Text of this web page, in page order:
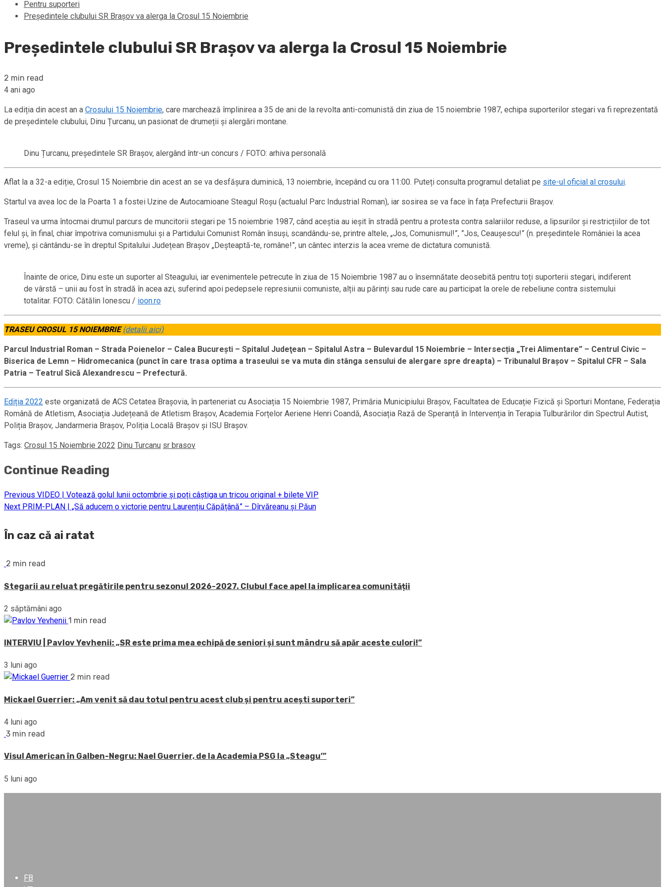
Pentru suporteri
Președintele clubului SR Brașov va alerga la Crosul 15 Noiembrie
Președintele clubului SR Brașov va alerga la Crosul 15 Noiembrie
2 min read
4 ani ago
La ediția din acest an a Crosului 15 Noiembrie, care marchează împlinirea a 35 de ani de la revolta anti-comunistă din ziua de 15 noiembrie 1987, echipa suporterilor stegari va fi reprezentată
de președintele clubului, Dinu Țurcanu, un pasionat de drumeții și alergări montane.
Dinu Țurcanu, președintele SR Brașov, alergând într-un concurs / FOTO: arhiva personală
Aflat la a 32-a ediție, Crosul 15 Noiembrie din acest an se va desfășura duminică, 13 noiembrie, începând cu ora 11:00. Puteți consulta programul detaliat pe site-ul oficial al crosului.
Startul va avea loc de la Poarta 1 a fostei Uzine de Autocamioane Steagul Roșu (actualul Parc Industrial Roman), iar sosirea se va face în fața Prefecturii Brașov.
Traseul va urma întocmai drumul parcurs de muncitorii stegari pe 15 noiembrie 1987, când aceștia au ieșit în stradă pentru a protesta contra salariilor reduse, a lipsurilor și restricțiilor de tot
felul și, în final, chiar împotriva comunismului și a Partidului Comunist Român însuși, scandându-se, printre altele, „Jos, Comunismul!”, ”Jos, Ceaușescu!” (n. președintele României la acea
vreme), și cântându-se în dreptul Spitalului Județean Brașov „Deșteaptă-te, române!”, un cântec interzis la acea vreme de dictatura comunistă.
Înainte de orice, Dinu este un suporter al Steagului, iar evenimentele petrecute în ziua de 15 Noiembrie 1987 au o însemnătate deosebită pentru toți suporterii stegari, indiferent
de vârstă – unii au fost în stradă în acea azi, suferind apoi pedepsele represiunii comuniste, alții au părinți sau rude care au participat la orele de rebeliune contra sistemului
totalitar. FOTO: Cătălin Ionescu / ioon.ro
TRASEU CROSUL 15 NOIEMBRIE (detalii aici)
Parcul Industrial Roman – Strada Poienelor – Calea Bucureşti – Spitalul Judeţean – Spitalul Astra – Bulevardul 15 Noiembrie – Intersecția „Trei Alimentare” – Centrul Civic –
Biserica de Lemn – Hidromecanica (punct în care trasa optima a traseului se va muta din stânga sensului de alergare spre dreapta) – Tribunalul Brașov – Spitalul CFR – Sala
Patria – Teatrul Sică Alexandrescu – Prefectură.
Ediția 2022 este organizată de ACS Cetatea Brașovia, în parteneriat cu Asociația 15 Noiembrie 1987, Primăria Municipiului Brașov, Facultatea de Educație Fizică și Sporturi Montane, Federația
Română de Atletism, Asociația Județeană de Atletism Brașov, Academia Forțelor Aeriene Henri Coandă, Asociația Rază de Speranță în Intervenția în Terapia Tulburărilor din Spectrul Autist,
Poliția Brașov, Jandarmeria Brașov, Poliția Locală Brașov și ISU Brașov.
Tags: Crosul 15 Noiembrie 2022 Dinu Turcanu sr brasov
Continue Reading
Previous VIDEO | Votează golul lunii octombrie și poți câștiga un tricou original + bilete VIP
Next PRIM-PLAN | „Să aducem o victorie pentru Laurențiu Căpățână” – Dîrvăreanu și Păun
În caz că ai ratat
2 min read
Stegarii au reluat pregătirile pentru sezonul 2026-2027. Clubul face apel la implicarea comunității
2 săptămâni ago
1 min read
INTERVIU | Pavlov Yevhenii: „SR este prima mea echipă de seniori și sunt mândru să apăr aceste culori!”
3 luni ago
2 min read
Mickael Guerrier: „Am venit să dau totul pentru acest club și pentru acești suporteri”
4 luni ago
3 min read
Visul American în Galben-Negru: Nael Guerrier, de la Academia PSG la „Steagu’”
5 luni ago
FB